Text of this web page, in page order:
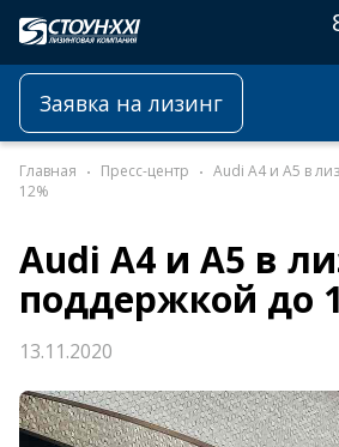
Заявка на лизинг
Главная Пресс-центр
Audi A4 и A5 в
12%
Audi A4 и A5 в
поддержкой до
13.11.2020